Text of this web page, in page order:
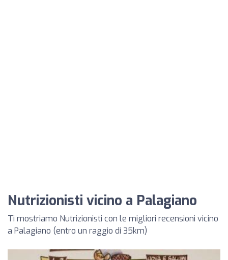
Nutrizionisti vicino a Palagiano
Ti mostriamo Nutrizionisti con le migliori recensioni vicino
a Palagiano (entro un raggio di 35km)